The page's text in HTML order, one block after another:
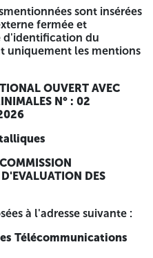
:
renseignée, signée,
des charges). 2- Une
(ainsi que ses
Une copie de l'extrait du
4- Une copie de
de paiement,
délivré par les services
du casier judiciaire
s'il y a lieu du
d'une personne physique et
de l'entreprise lorsqu'il
de moins de trois (03)
d'identification fiscale (NIF).
de dépôt légal des
sont insérées
fermée et
d'identification du
uniquement les mentions
OUVERT AVEC
N° : 02
DES
à l'adresse suivante :
Télécommunications